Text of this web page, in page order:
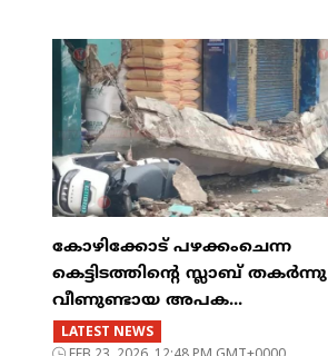
കോഴിക്കോട് പഴക്കംചെന്ന
കെട്ടിടത്തിന്റെ സ്ലാബ് തകർന്നു
വീണുണ്ടായ അപക...
LATEST NEWS